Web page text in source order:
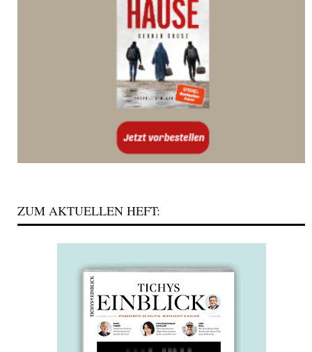
ZUM AKTUELLEN HEFT: